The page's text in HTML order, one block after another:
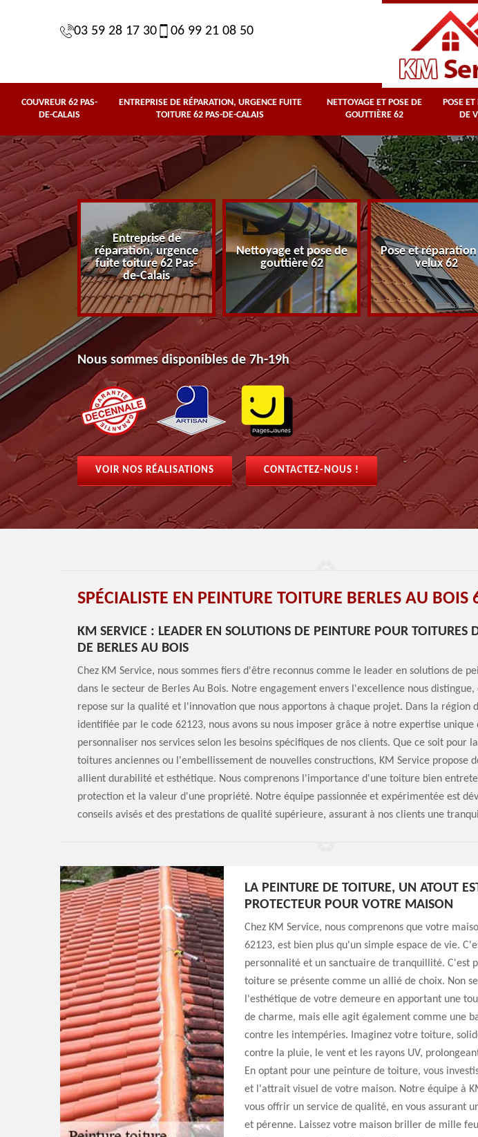
03 59 28 17 30 06 99 21 08 50
COUVREUR 62 PAS-
DE-CALAIS
ENTREPRISE DE RÉPARATION, URGENCE FUITE
TOITURE 62 PAS-DE-CALAIS
NETTOYAGE ET POSE DE
GOUTTIÈRE 62
POSE ET
DE
Pas-de-
Entreprise de
réparation, urgence
fuite toiture 62 Pas-
de-Calais
Nettoyage et pose de
gouttière 62
Pose et
velux 62
Nous sommes disponibles de 7h-19h
VOIR NOS RÉALISATIONS CONTACTEZ-NOUS !
SPÉCIALISTE EN PEINTURE TOITURE BERLES AU BOIS
KM SERVICE : LEADER EN SOLUTIONS DE PEINTURE POUR TOITURES
DE BERLES AU BOIS
Chez KM Service, nous sommes fiers d'être reconnus comme le leader en solutions de
dans le secteur de Berles Au Bois. Notre engagement envers l'excellence nous
repose sur la qualité et l'innovation que nous apportons à chaque projet. Dans la région
identifiée par le code 62123, nous avons su nous imposer grâce à notre expertise
personnaliser nos services selon les besoins spécifiques de nos clients. Que ce soit pour
toitures anciennes ou l'embellissement de nouvelles constructions, KM Service propose
allient durabilité et esthétique. Nous comprenons l'importance d'une toiture bien
protection et la valeur d'une propriété. Notre équipe passionnée et expérimentée est
conseils avisés et des prestations de qualité supérieure, assurant à nos clients une
LA PEINTURE DE TOITURE, UN ATOUT
PROTECTEUR POUR VOTRE MAISON
Chez KM Service, nous comprenons que votre
62123, est bien plus qu'un simple espace de vie.
personnalité et un sanctuaire de tranquillité. C'est
toiture se présente comme un allié de choix. Non
l'esthétique de votre demeure en apportant une
de charme, mais elle agit également comme une
contre les intempéries. Imaginez votre toiture,
contre la pluie, le vent et les rayons UV,
En optant pour une peinture de toiture, vous
et l'attrait visuel de votre maison. Notre équipe à
vous offrir un service de qualité, en vous assurant
et pérenne. Laissez votre maison briller de mille